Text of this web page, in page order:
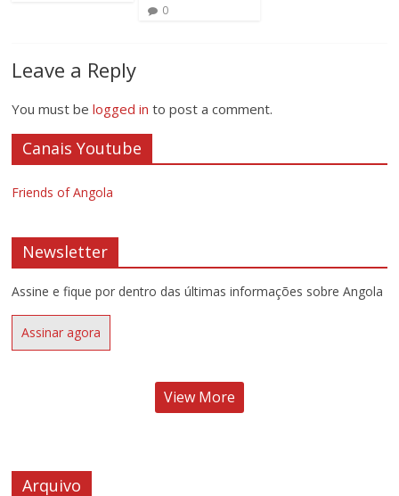
0
Leave a Reply
You must belogged in to post a comment.
Canais Youtube
Friends of Angola
Newsletter
Assine e fique por dentro das últimas informações sobre Angola
Assinar agora
View More
Arquivo